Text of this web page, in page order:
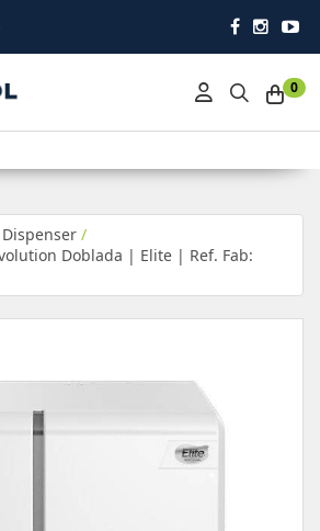
0
Dispenser /
Doblada | Elite | Ref. Fab: